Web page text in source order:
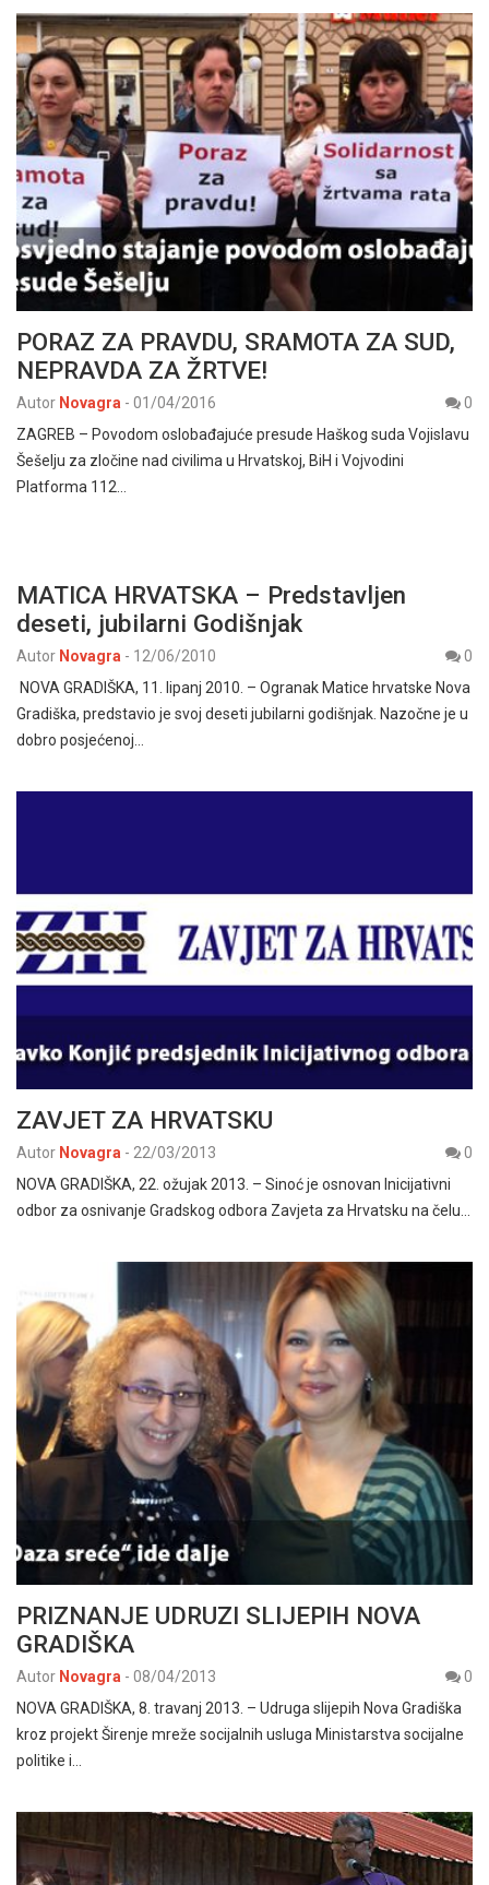
PORAZ ZA PRAVDU, SRAMOTA ZA SUD,
NEPRAVDA ZA ŽRTVE!
Autor Novagra - 01/04/2016
0
ZAGREB – Povodom oslobađajuće presude Haškog suda Vojislavu
Šešelju za zločine nad civilima u Hrvatskoj, BiH i Vojvodini
Platforma 112…
MATICA HRVATSKA – Predstavljen
deseti, jubilarni Godišnjak
Autor Novagra - 12/06/2010
0
NOVA GRADIŠKA, 11. lipanj 2010. – Ogranak Matice hrvatske Nova
Gradiška, predstavio je svoj deseti jubilarni godišnjak. Nazočne je u
dobro posjećenoj…
ZAVJET ZA HRVATSKU
Autor Novagra - 22/03/2013
0
NOVA GRADIŠKA, 22. ožujak 2013. – Sinoć je osnovan Inicijativni
odbor za osnivanje Gradskog odbora Zavjeta za Hrvatsku na čelu…
PRIZNANJE UDRUZI SLIJEPIH NOVA
GRADIŠKA
Autor Novagra - 08/04/2013
0
NOVA GRADIŠKA, 8. travanj 2013. – Udruga slijepih Nova Gradiška
kroz projekt Širenje mreže socijalnih usluga Ministarstva socijalne
politike i…